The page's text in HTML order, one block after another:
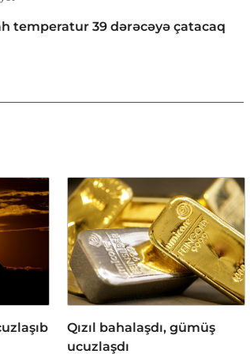
temperatur 39 dərəcəyə çatacaq
Qızıl bahalaşdı, gümüş
ucuzlaşdı